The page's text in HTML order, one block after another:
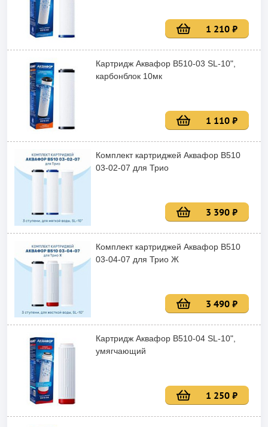
1 210 ₽
Картридж Аквафор В510-03 SL-10",
карбонблок 10мк
1 110 ₽
Комплект картриджей Аквафор В510
03-02-07 для Трио
3 390 ₽
Комплект картриджей Аквафор В510
03-04-07 для Трио Ж
3 490 ₽
Картридж Аквафор В510-04 SL-10",
умягчающий
1 250 ₽